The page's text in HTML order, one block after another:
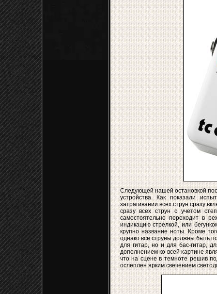
Следующей нашей остановкой
устройства. Как показали
затрагивании всех струн сразу
сразу всех струн с учетом
самостоятельно переходит в
индикацию стрелкой, или
крупно название ноты. Кроме
однако все струны должны быть
для гитар, но и для бас-гитар,
дополнением ко всей картине
что на сцене в темноте решив
ослеплен ярким свечением